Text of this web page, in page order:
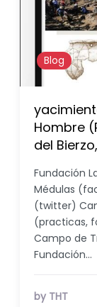
Blog
Hombre
del
Fundación
Médulas
(twitter)
(practicas,
Campo de
Fundación…
by THT